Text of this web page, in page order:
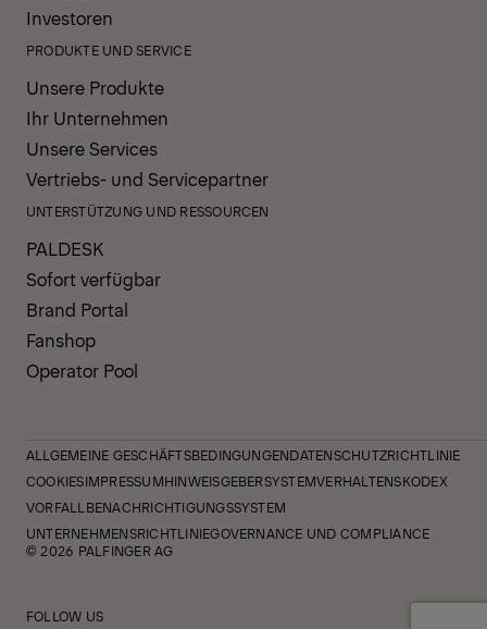
Investoren
PRODUKTE UND SERVICE
Unsere Produkte
Ihr Unternehmen
Unsere Services
Vertriebs- und Servicepartner
UNTERSTÜTZUNG UND RESSOURCEN
PALDESK
Sofort verfügbar
Brand Portal
Fanshop
Operator Pool
ALLGEMEINE GESCHÄFTSBEDINGUNGENDATENSCHUTZRICHTLINIE
COOKIESIMPRESSUMHINWEISGEBERSYSTEMVERHALTENSKODEX
VORFALLBENACHRICHTIGUNGSSYSTEM
UNTERNEHMENSRICHTLINIEGOVERNANCE UND COMPLIANCE
© 2026 PALFINGER AG
FOLLOW US